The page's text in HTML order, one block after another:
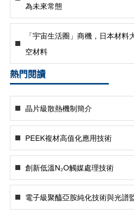
為未來常態
「宇宙生活圈」商機，日本材
空材料
熱門閱讀
晶片級散熱機制簡介
PEEK複材高值化應用技術
創新低溫N₂O觸媒處理技術
電子級聚醯亞胺純化技術與光譜